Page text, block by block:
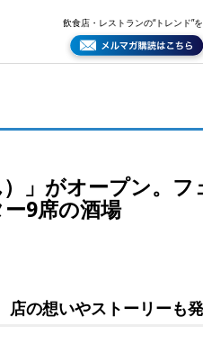
飲食店・レストランの“トレンド”
」がオープン。
9席の酒場
店の想いやストーリーも